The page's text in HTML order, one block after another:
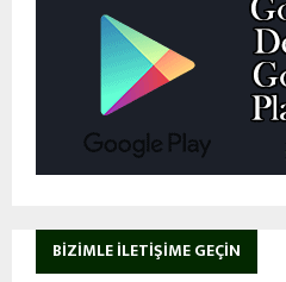
BIZIMLE İLETIŞIME GEÇIN